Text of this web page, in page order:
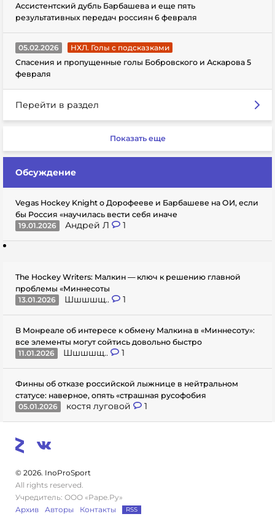
Ассистентский дубль Барбашева и еще пять
результативных передач россиян 6 февраля
05.02.2026
НХЛ. Голы с подсказками
Спасения и пропущенные голы Бобровского и Аскарова 5
февраля
Перейти в раздел
Показать еще
Обсуждение
Vegas Hockey Knight о Дорофееве и Барбашеве на ОИ, если
бы Россия «научилась вести себя иначе
19.01.2026
Андрей Л 1
The Hockey Writers: Малкин — ключ к решению главной
проблемы «Миннесоты
13.01.2026
Шшшшщ.. 1
В Монреале об интересе к обмену Малкина в «Миннесоту»:
все элементы могут сойтись довольно быстро
11.01.2026
Шшшшщ.. 1
Финны об отказе российской лыжнице в нейтральном
статусе: наверное, опять «страшная русофобия
05.01.2026
костя луговой 1
© 2026. InoProSport
All rights reserved.
Учредитель: ООО «Раре.Ру»
Архив
Авторы Контакты RSS